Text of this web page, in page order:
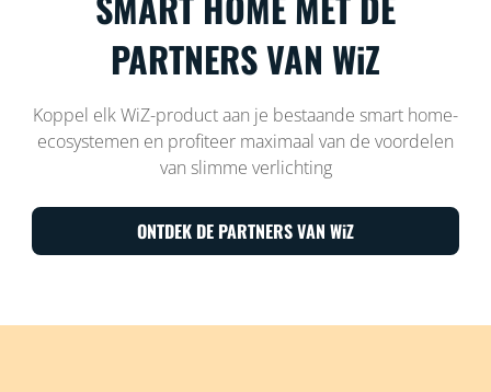
PARTNERS VAN WiZ
Koppel elk WiZ-product aan je bestaande smart home-
ecosystemen en profiteer maximaal van de voordelen
van slimme verlichting
ONTDEK DE PARTNERS VAN WiZ